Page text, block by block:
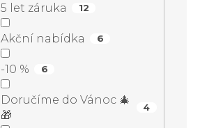
5 let záruka 12
Akční nabídka 6
-10 % 6
Doručíme do Vánoc 🎄
🎁
4